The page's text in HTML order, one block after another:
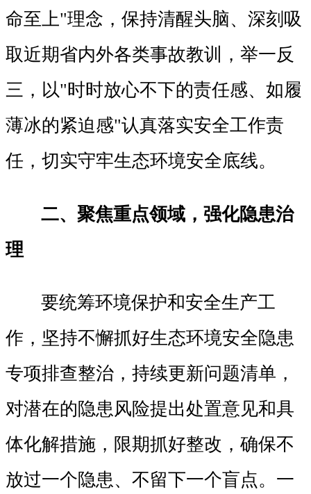
命至上"理念，保持清醒头脑、深刻吸
取近期省内外各类事故教训，举一反
三，以"时时放心不下的责任感、如履
薄冰的紧迫感"认真落实安全工作责
任，切实守牢生态环境安全底线。
二、聚焦重点领域，强化隐患治
理
要统筹环境保护和安全生产工
作，坚持不懈抓好生态环境安全隐患
专项排查整治，持续更新问题清单，
对潜在的隐患风险提出处置意见和具
体化解措施，限期抓好整改，确保不
放过一个隐患、不留下一个盲点。一